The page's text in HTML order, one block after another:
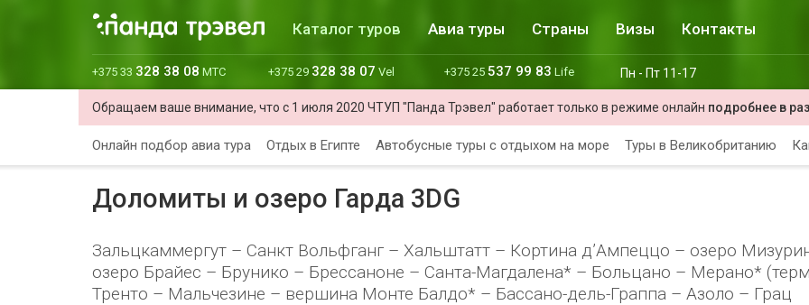
Каталог туров Авиа туры Страны Визы Контакты
+375 33 328 38 08 МТС +375 29 328 38 07 Vel +375 25 537 99 83 Life Пн - Пт 11-17
Обращаем ваше внимание, что с 1 июля 2020 ЧТУП "Панда Трэвел" работает только в режиме онлайн подробнее в
Онлайн подбор авиа тура Отдых в Египте Автобусные туры с отдыхом на море Туры в Великобританию
Доломиты и озеро Гарда 3DG
Зальцкаммергут – Санкт Вольфганг – Хальштатт – Кортина д’Ампеццо – озеро
озеро Брайес – Брунико – Брессаноне – Санта-Магдалена* – Больцано – Мерано*
Тренто – Мальчезине – вершина Монте Балдо* – Бассано-дель-Граппа – Азоло – Грац